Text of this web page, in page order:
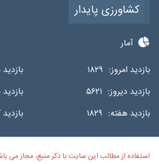
کشاورزی پایدار
آمار
بازدید امروز: ۱۸۲۹
بازدید دیروز: ۵۶۲۱
بازدید هفته: ۱۸۲۹
استفاده از مطالب این سایت با ذکر منبع، مجاز می